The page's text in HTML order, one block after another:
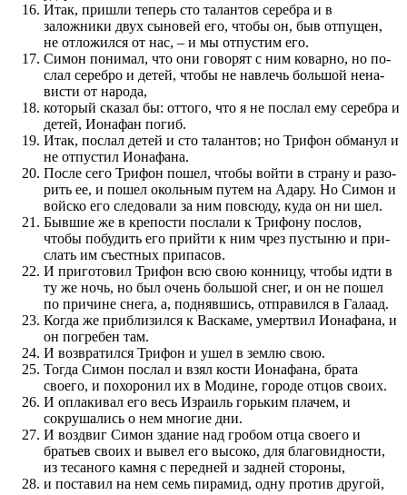
Итак, при­шли теперь сто талантов серебра и в
заложники двух сыновей его, чтобы он, быв отпущен,
не отложил­ся от нас, – и мы отпустим его.
Симон по­нимал, что они говорят с ним коварно, но по­
слал серебро и детей, чтобы не навлечь большой не­на­
висти от народа,
который сказал бы: оттого, что я не по­слал ему серебра и
детей, Ионафан по­гиб.
Итак, по­слал детей и сто талантов; но Трифон обманул и
не отпустил Ионафана.
После сего Трифон по­шел, чтобы войти в страну и разо­
рить ее, и по­шел окольным путем на Адару. Но Симон и
войско его следовали за ним по­всюду, куда он ни шел.
Быв­шие же в крепости по­слали к Трифону по­слов,
чтобы по­будить его при­йти к ним чрез пустыню и при­
слать им съест­ных при­пасов.
И при­готовил Трифон всю свою кон­ницу, чтобы идти в
ту же ночь, но был очень большой снег, и он не по­шел
по причине снега, а, подняв­шись, отправил­ся в Галаад.
Когда же при­близил­ся к Васкаме, умертвил Ионафана, и
он по­гребен там.
И воз­вратил­ся Трифон и ушел в землю свою.
Тогда Симон по­слал и взял кости Ионафана, брата
своего, и по­хоронил их в Модине, городе отцов сво­их.
И оплакивал его весь Израиль горьким плачем, и
сокрушались о нем многие дни.
И воз­двиг Симон здание над гробом отца своего и
братьев сво­их и вывел его высоко, для бла­го­видности,
из тесаного камня с перед­ней и задней стороны,
и по­ставил на нем семь пирамид, одну про­тив другой,